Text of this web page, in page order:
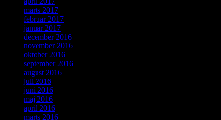
marts 2017
februar 2017
januar 2017
december 2016
november 2016
oktober 2016
september 2016
august 2016
juli 2016
juni 2016
maj 2016
april 2016
marts 2016